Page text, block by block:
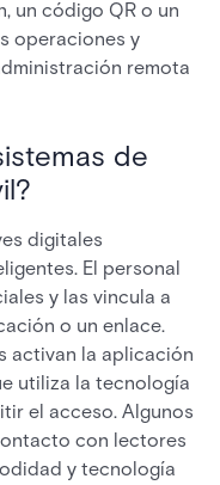
un código QR o un
operaciones y
remota
de
digitales
El personal
y las vincula a
o un enlace.
activan la aplicación
utiliza la tecnología
el acceso. Algunos
con lectores
y tecnología